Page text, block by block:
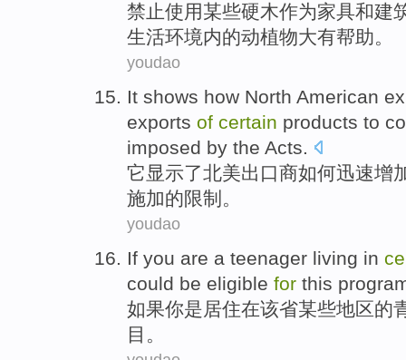
禁止使用某些硬木作为家具和建
生活环境内的动植物大有帮助。
youdao
It shows how North American
exports of certain products to
imposed by the Acts.
它显示了北美出口商如何迅速增
施加的限制 。
youdao
If you are a teenager living in
could be eligible for this
如果你是居住在该省某些地区的
目。